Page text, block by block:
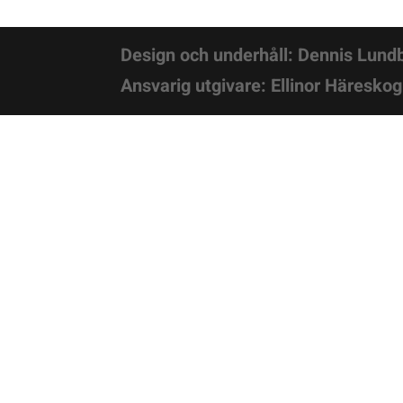
Design och underhåll: Dennis
Ansvarig utgivare: Ellinor Häreskog